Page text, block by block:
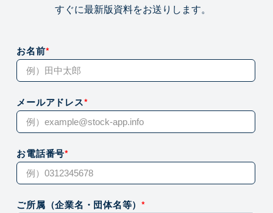
すぐに最新版資料をお送りします。
お名前*
メールアドレス*
お電話番号*
ご所属（企業名・団体名等）*